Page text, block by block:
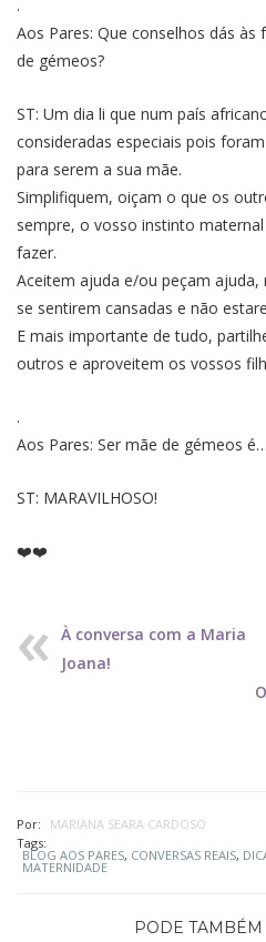
.
Aos Pares: Que conselhos dás
de gémeos?
ST: Um dia li que num país
consideradas especiais pois
para serem a sua mãe.
Simplifiquem, oiçam o que os
sempre, o vosso instinto
fazer.
Aceitem ajuda e/ou peçam
se sentirem cansadas e não
E mais importante de tudo,
outros e aproveitem os vossos
.
Aos Pares: Ser mãe de gémeos é…
ST: MARAVILHOSO!
❤️❤️
À conversa com a Maria
Joana!
Por:
MARIANA SEARA CARDOSO
Tags:
BLOG AOS PARES, CONVERSAS REAIS,
MATERNIDADE
PODE TAMBÉM